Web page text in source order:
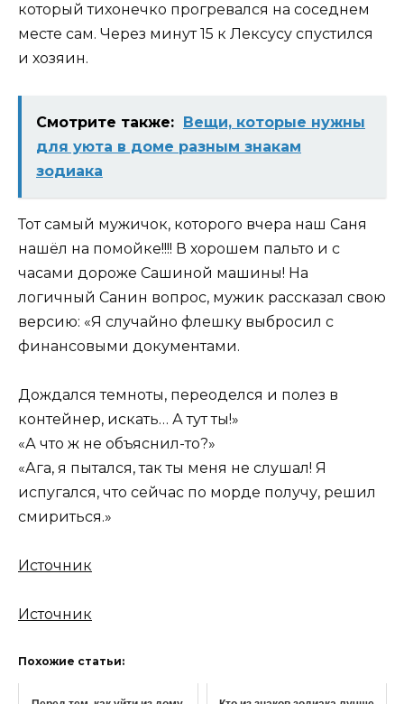
который тихонечко прогревался на соседнем
месте сам. Через минут 15 к Лексусу спустился
и хозяин.
Смотрите также: Вещи, которые нужны
для уюта в доме разным знакам
зодиака
Тот самый мужичок, которого вчера наш Саня
нашёл на помойке!!!! В хорошем пальто и с
часами дороже Сашиной машины! На
логичный Санин вопрос, мужик рассказал свою
версию: «Я случайно флешку выбросил с
финансовыми документами.
Дождался темноты, переоделся и полез в
контейнер, искать… А тут ты!»
«А что ж не объяснил-то?»
«Ага, я пытался, так ты меня не слушал! Я
испугался, что сейчас по морде получу, решил
смириться.»
Источник
Источник
Похожие статьи: